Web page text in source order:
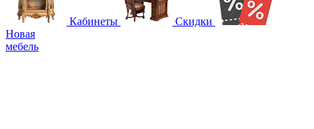
Кабинеты
Скидки
Новая
мебель